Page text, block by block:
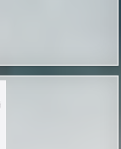
2026: 6 самых
для любой
вводит моду на сложные и
которые радикально
летних палитр. Вместо
на первый план
Главный акцент
тона — от мягкого